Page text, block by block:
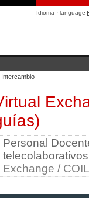
Idioma · language
Personal
Exchange /